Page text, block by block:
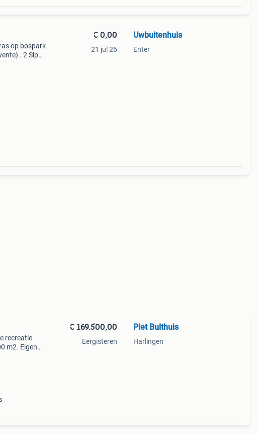
op bospark
. 2 Slp
€ 0,00
21 jul 26
Uwbuitenhuis
Enter
recreatie
m2. Eigen
€ 169.500,00
Eergisteren
Piet Bulthuis
Harlingen